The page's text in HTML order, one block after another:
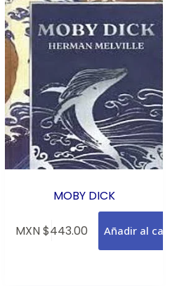
MOBY DICK
MXN $443.00 Añadir al